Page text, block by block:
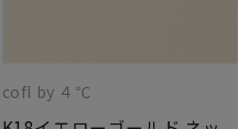
cofl by ４℃